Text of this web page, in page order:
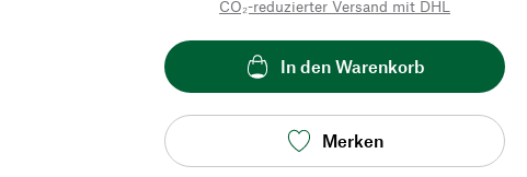
CO₂-reduzierter Versand mit DHL
In den Warenkorb
Merken